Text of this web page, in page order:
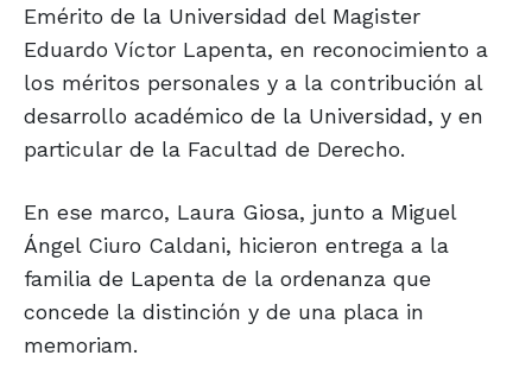
Emérito de la Universidad del Magister
Eduardo Víctor Lapenta, en reconocimiento a
los méritos personales y a la contribución al
desarrollo académico de la Universidad, y en
particular de la Facultad de Derecho.
En ese marco, Laura Giosa, junto a Miguel
Ángel Ciuro Caldani, hicieron entrega a la
familia de Lapenta de la ordenanza que
concede la distinción y de una placa in
memoriam.